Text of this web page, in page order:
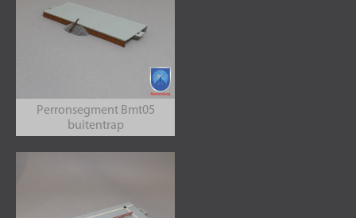
Perronsegment Bmt05
buitentrap